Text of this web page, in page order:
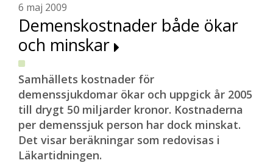
6 maj 2009
Demenskostnader både ökar
och minskar
Samhällets kostnader för
demenssjukdomar ökar och uppgick år 2005
till drygt 50 miljarder kronor. Kostnaderna
per demenssjuk person har dock minskat.
Det visar beräkningar som redovisas i
Läkartidningen.